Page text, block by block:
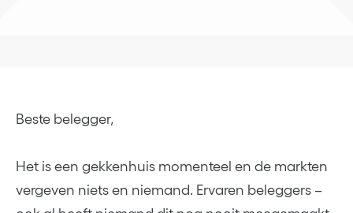
Beste belegger,
Het is een gekkenhuis momenteel en de markten
vergeven niets en niemand. Ervaren beleggers –